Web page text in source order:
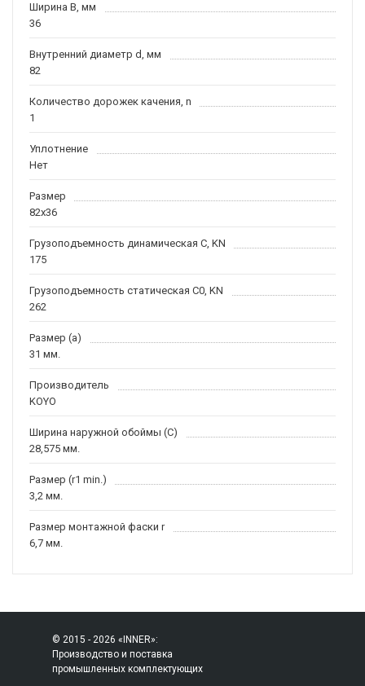
Ширина B, мм
36
Внутренний диаметр d, мм
82
Количество дорожек качения, n
1
Уплотнение
Нет
Размер
82x36
Грузоподъемность динамическая C, KN
175
Грузоподъемность статическая C0, KN
262
Размер (a)
31 мм.
Производитель
KOYO
Ширина наружной обоймы (C)
28,575 мм.
Размер (r1 min.)
3,2 мм.
Размер монтажной фаски r
6,7 мм.
© 2015 - 2026 «INNER»:
Производство и поставка
промышленных комплектующих